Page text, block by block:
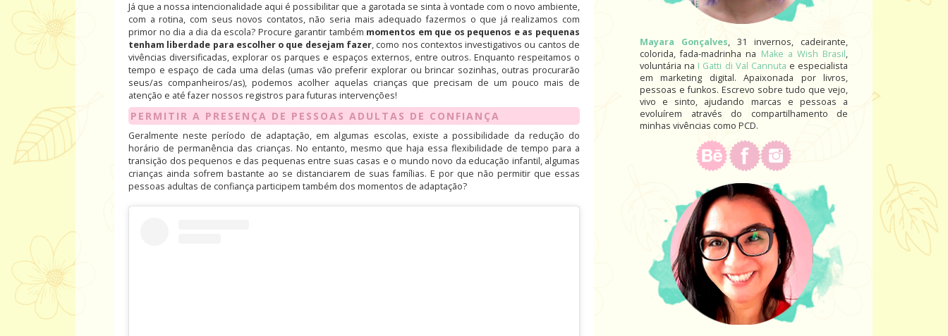
Já que a nossa intencionalidade aqui é possibilitar que a garotada se sinta à vontade com o novo ambiente,
com a rotina, com seus novos contatos, não seria mais adequado fazermos o que já realizamos com
primor no dia a dia da escola? Procure garantir também momentos em que os pequenos e as pequenas
tenham liberdade para escolher o que desejam fazer, como nos contextos investigativos ou cantos de
vivências diversificadas, explorar os parques e espaços externos, entre outros. Enquanto respeitamos o
tempo e espaço de cada uma delas (umas vão preferir explorar ou brincar sozinhas, outras procurarão
seus/as companheiros/as), podemos acolher aquelas crianças que precisam de um pouco mais de
atenção e até fazer nossos registros para futuras intervenções!
PERMITIR A PRESENÇA DE PESSOAS ADULTAS DE CONFIANÇA
Geralmente neste período de adaptação, em algumas escolas, existe a possibilidade da redução do
horário de permanência das crianças. No entanto, mesmo que haja essa flexibilidade de tempo para a
transição dos pequenos e das pequenas entre suas casas e o mundo novo da educação infantil, algumas
crianças ainda sofrem bastante ao se distanciarem de suas famílias. E por que não permitir que essas
pessoas adultas de confiança participem também dos momentos de adaptação?
Mayara Gonçalves, 31 invernos, cadeirante,
colorida, fada-madrinha na Make a Wish Brasil,
voluntária na I Gatti di Val Cannuta e especialista
em marketing digital. Apaixonada por livros,
pessoas e funkos. Escrevo sobre tudo que vejo,
vivo e sinto, ajudando marcas e pessoas a
evoluírem através do compartilhamento de
minhas vivências como PCD.